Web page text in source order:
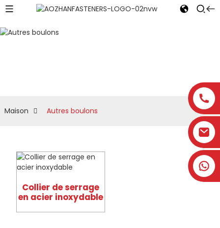
Maison Autres boulons
Collier de serrage
en acier inoxydable